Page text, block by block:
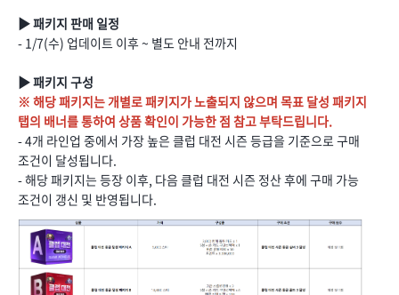
▶ 패키지 판매 일정
- 1/7(수) 업데이트 이후 ~ 별도 안내 전까지
▶ 패키지 구성
※ 해당 패키지는 개별로 패키지가 노출되지 않으며 목표 달성 패키지
탭의 배너를 통하여 상품 확인이 가능한 점 참고 부탁드립니다.
- 4개 라인업 중에서 가장 높은 클럽 대전 시즌 등급을 기준으로 구매
조건이 달성됩니다.
- 해당 패키지는 등장 이후, 다음 클럽 대전 시즌 정산 후에 구매 가능
조건이 갱신 및 반영됩니다.